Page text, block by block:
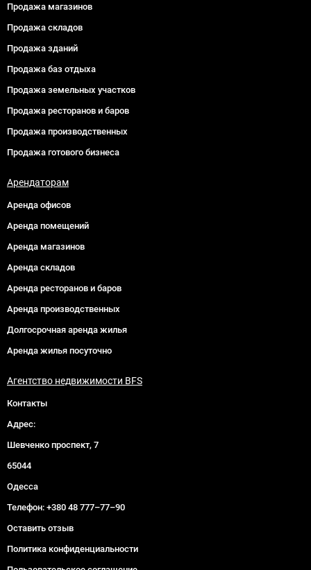
Продажа магазинов
Продажа складов
Продажа зданий
Продажа баз отдыха
Продажа земельных участков
Продажа ресторанов и баров
Продажа производственных
Продажа готового бизнеса
Арендаторам
Аренда офисов
Аренда помещений
Аренда магазинов
Аренда складов
Аренда ресторанов и баров
Аренда производственных
Долгосрочная аренда жилья
Аренда жилья посуточно
Агентство недвижимости BFS
Контакты
Адрес:
Шевченко проспект, 7
65044
Одесса
Телефон: +380 48 777–77–90
Оставить отзыв
Политика конфиденциальности